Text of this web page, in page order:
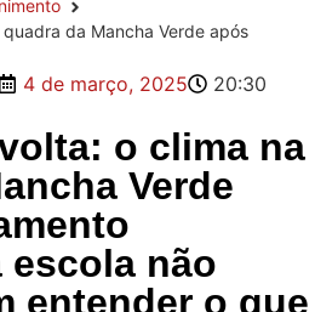
da Mancha Verde após
4 de março, 2025
20:30
o clima na
Verde
escola não
entender o que